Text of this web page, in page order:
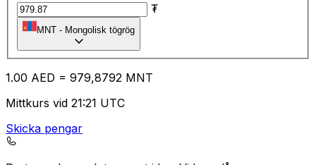
₮
MNT - Mongolisk tögrög
1.00 AED = 979,8792 MNT
Mittkurs vid 21:21 UTC
Skicka pengar